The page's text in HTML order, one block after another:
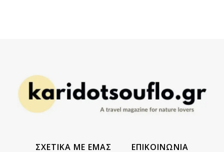
ΣΧΕΤΙΚΑ ΜΕ ΕΜΑΣ ΕΠΙΚΟΙΝΩΝΙΑ